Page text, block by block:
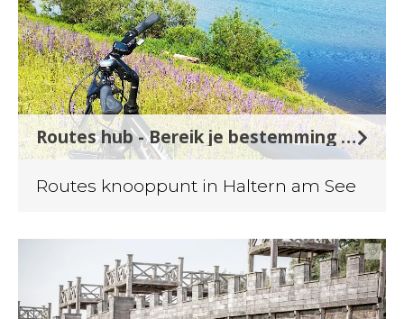
Routes hub - Bereik je bestemming met nummers
Routes knooppunt in Haltern am See
©